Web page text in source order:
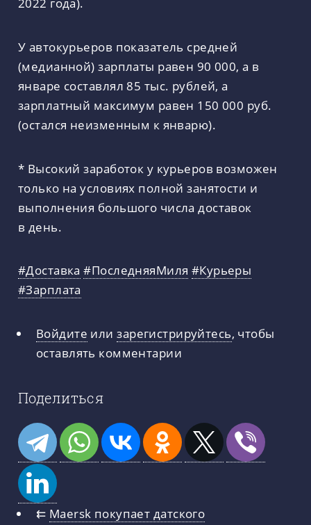
У автокурьеров показатель средней
(медианной) зарплаты равен 90 000, а в
январе составлял 85 тыс. рублей, а
зарплатный максимум равен 150 000 руб.
(остался неизменным к январю).
* Высокий заработок у курьеров возможен
только на условиях полной занятости и
выполнения большого числа доставок
в день.
#Доставка #ПоследняяМиля #Курьеры
#Зарплата
Войдите илизарегистрируйтесь, чтобы
оставлять комментарии
Поделиться
⇇ Maersk покупает датского